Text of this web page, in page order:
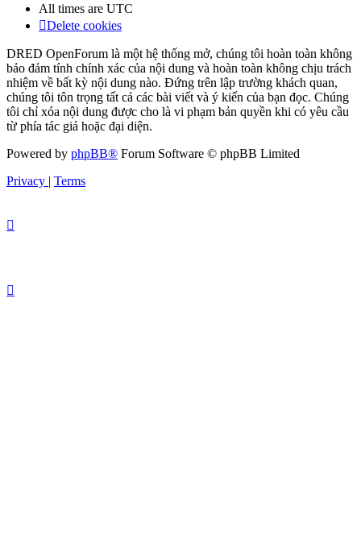
All times are UTC
Delete cookies
DRED OpenForum là một hệ thống mở, chúng tôi hoàn toàn không
bảo đảm tính chính xác của nội dung và hoàn toàn không chịu trách
nhiệm về bất kỳ nội dung nào. Đứng trên lập trường khách quan,
chúng tôi tôn trọng tất cả các bài viết và ý kiến của bạn đọc. Chúng
tôi chỉ xóa nội dung được cho là vi phạm bản quyền khi có yêu cầu
từ phía tác giả hoặc đại diện.
Powered by phpBB® Forum Software © phpBB Limited
Privacy | Terms